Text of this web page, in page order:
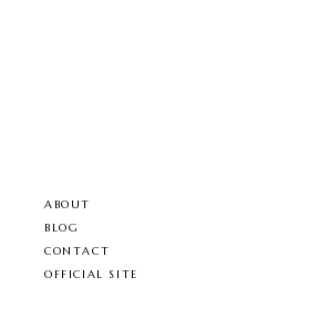
ABOUT
BLOG
CONTACT
OFFICIAL SITE